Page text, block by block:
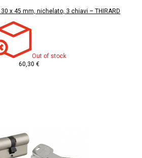
x 45 mm, nichelato, 3 chiavi – THIRARD
Out of stock
60,30 €